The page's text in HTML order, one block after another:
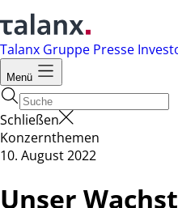
Talanx Gruppe Presse
Menü
Schließen
Konzernthemen
10. August 2022
Unser